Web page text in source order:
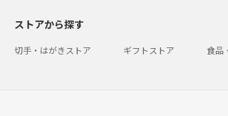
ストアから探す
切手・はがきストア ギフトストア 食品